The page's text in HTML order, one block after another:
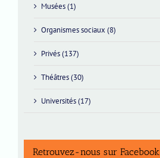
Musées (1)
Organismes sociaux (8)
Privés (137)
Théâtres (30)
Universités (17)
Retrouvez-nous sur Facebook